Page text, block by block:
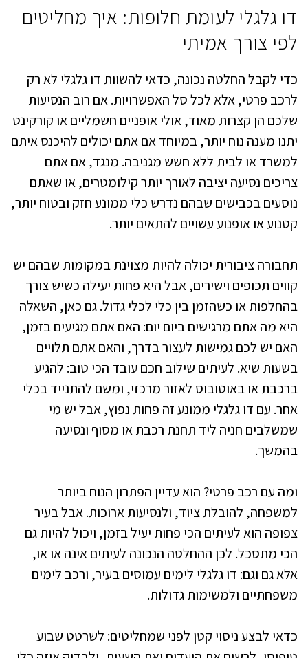
דו גלגלי לעומת חלופות: איך מחליטים
לפי צורך אמיתי
כדי לקבל החלטה נכונה, כדאי להשוות דו גלגלי לא רק
לרכב פרטי, אלא לכל סל האפשרויות. אם רוב הנסיעות
שלכם הן קצרות מאוד, אולי אופניים חשמליים או קורקינט
יתנו מענה נוח יותר, במיוחד אם אתם יכולים להיכנס איתם
למשרד או לבית ללא חשש מגניבה. מנגד, אם אתם
צריכים נסיעה יציבה לאורך יותר קילומטרים, או שאתם
נוסעים בכבישים שבהם נדרש כלי ממונע חזק ובטוח יותר,
קטנוע או אופנוע עשויים להתאים יותר.
תחבורה ציבורית יכולה להיות מצוינת במקומות שבהם יש
קווים תכופים וישירים, אבל היא פחות יעילה כשיש צורך
בהחלפות או כשהזמן בין כלי לכלי גדול. גם כאן, השאלה
היא מה אתם מרגישים ביום יום: האם אתם מגיעים בזמן,
האם יש לכם גמישות לעצור בדרך, והאם אתם תלויים
בשעות שיא. לעיתים שילוב חכם עובד הכי טוב: להגיע
ברכבת או באוטובוס לאזור מרכזי, ומשם להתנייד בכלי
אחר. עם דו גלגלי ממונע זה פחות נפוץ, אבל יש מי
שמשלבים חניה ליד תחנת רכבת או מסוף ונסיעה
בהמשך.
ומה עם רכב פרטי? הוא עדיין הפתרון הנוח ביותר
למשפחה, להובלת ציוד, ולנסיעות ארוכות. אבל בעיר
צפופה הוא לעיתים הכי פחות יעיל בזמן, ויכול להיות גם
הכי מתסכל. לכן ההחלטה הנכונה לעיתים אינה או או,
אלא גם וגם: דו גלגלי לימים עמוסים בעיר, ורכב לימים
משפחתיים ולמשימות גדולות.
כדאי לבצע ניסוי קטן לפני שמחליטים: לשרטט שבוע